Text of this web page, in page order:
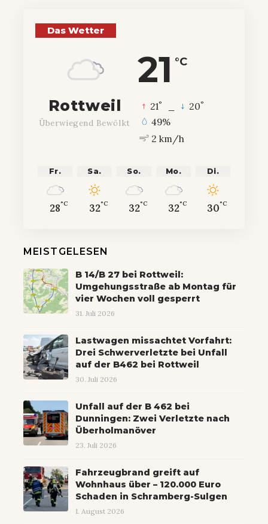
Das Wetter
21 °C
Rottweil
Überwiegend Bewölkt
21° 20°
49%
2 km/h
Fr.
28°C
Sa.
32°C
So.
32°C
Mo.
32°C
Di.
30°C
MEISTGELESEN
B 14/B 27 bei Rottweil:
Umgehungsstraße ab Montag für
vier Wochen voll gesperrt
31. Juli 2026
Lastwagen missachtet Vorfahrt:
Drei Schwerverletzte bei Unfall
auf der B462 bei Rottweil
30. Juli 2026
Unfall auf der B 462 bei
Dunningen: Zwei Verletzte nach
Überholmanöver
23. Juli 2026
Fahrzeugbrand greift auf
Wohnhaus über – 120.000 Euro
Schaden in Schramberg-Sulgen
1. August 2026